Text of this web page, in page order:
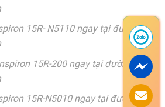
15R- N5110 ngay tại đường
15R-200 ngay tại đường
15R-N5010 ngay tại đường